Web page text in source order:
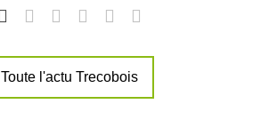
Toute l'actu Trecobois